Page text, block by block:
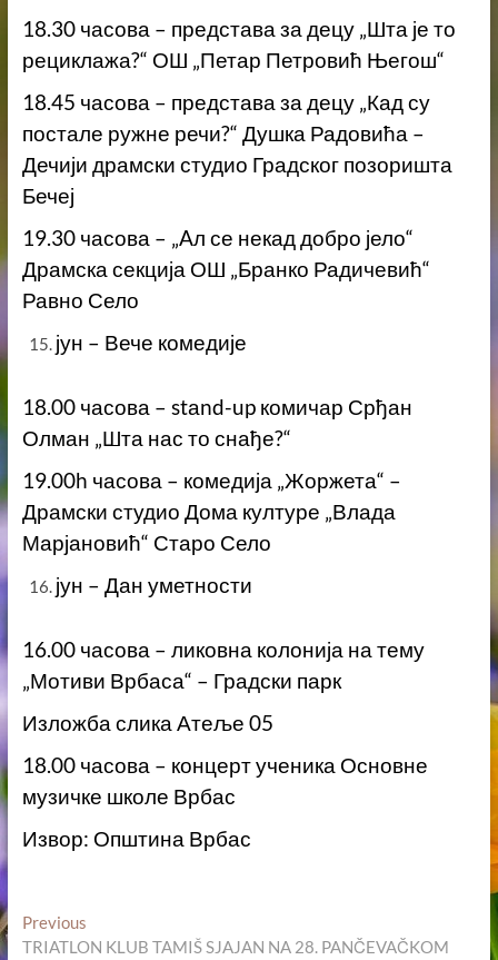
18.30 часова – представа за децу „Шта је то
рециклажа?“ ОШ „Петар Петровић Његош“
18.45 часова – представа за децу „Кад су
постале ружне речи?“ Душка Радовића –
Дечији драмски студио Градског позоришта
Бечеј
19.30 часова – „Aл се некад добро јело“
Драмска секција ОШ „Бранко Радичевић“
Равно Село
јун – Вече комедије
18.00 часова – stаnd-up комичар Срђан
Олман „Шта нас то снађе?“
19.00h часова – комедија „Жоржета“ –
Драмски студио Дома културе „Влада
Марјановић“ Старо Село
јун – Дан уметности
16.00 часова – ликовна колонија на тему
„Мотиви Врбаса“ – Градски парк
Изложба слика Атеље 05
18.00 часова – концерт ученика Основне
музичке школе Врбас
Извор: Општина Врбас
Кретање
PreviousPrevious
post:
TRIATLON KLUB TAMIŠ SJAJAN NA 28. PANČEVAČKOM